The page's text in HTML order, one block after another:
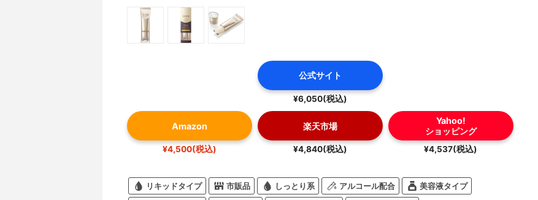
公式サイト
¥6,050(税込)
Amazon
¥4,500(税込)
楽天市場
¥4,840(税込)
Yahoo!
ショッピング
¥4,537(税込)
リキッドタイプ 市販品 しっとり系 アルコール配合 美容液タイプ